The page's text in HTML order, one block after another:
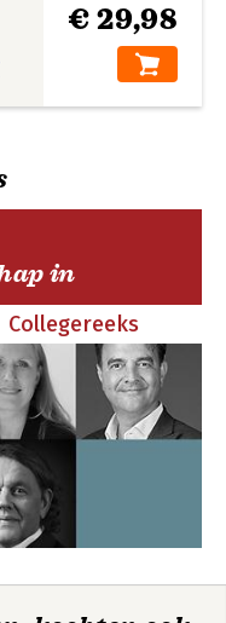
€ 29,98
in
Collegereeks